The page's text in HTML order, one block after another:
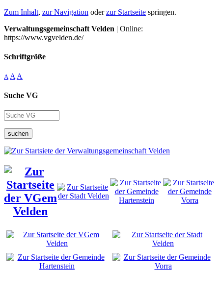
Zum Inhalt, zur Navigation oderzur Startseite springen.
Verwaltungsgemeinschaft Velden | Online:
https://www.vgvelden.de/
Schriftgröße
A A A
Suche VG
suchen